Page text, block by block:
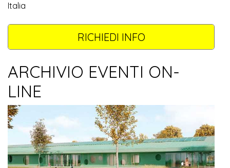
Italia
RICHIEDI INFO
ARCHIVIO EVENTI ON-
LINE